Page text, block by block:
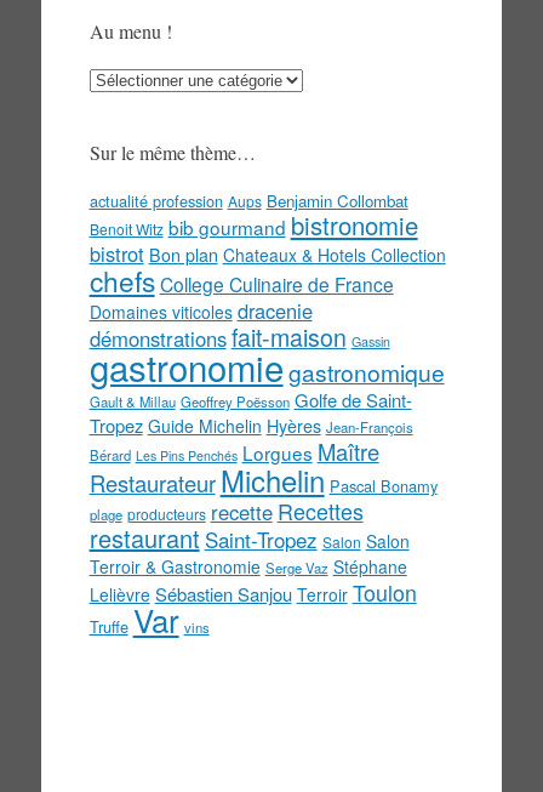
Au menu !
Au
Sur le même thème…
actualité profession Aups Benjamin Collombat
Benoit Witz bib gourmand bistronomie
bistrot Bon plan Chateaux & Hotels Collection
chefs College Culinaire de France
Domaines viticoles dracenie
démonstrationsfait-maison Gassin
gastronomiegastronomique
Gault & Millau Geoffrey Poësson Golfe de Saint-
Tropez Guide Michelin Hyères Jean-François
Bérard Les Pins Penchés Lorgues Maître
Restaurateur Michelin Pascal Bonamy
plage producteurs recette Recettes
restaurant Saint-Tropez Salon Salon
Terroir & Gastronomie Serge Vaz Stéphane
Lelièvre Sébastien Sanjou Terroir Toulon
Truffe Var vins